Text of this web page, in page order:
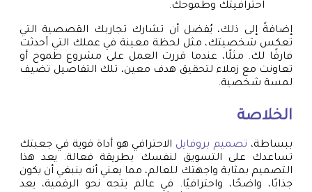
احترافيتك وطموحك.
إضافةً إلى ذلك، يُفضل أن تشارك تجاربك القصصية التي
تعكس شخصيتك، مثل لحظة معينة في عملك التي أحدثت
فارقًا لك. مثلًا، عندما قررت العمل على مشروع طموح أو
تعاونت مع زملاء لتحقيق هدف معين، تلك التفاصيل تضيف
لمسة شخصية.
الخلاصة
ببساطة، تصميم بروفايل الاحترافي هو أداة قوية في جعبتك
تساعدك على التسويق لنفسك بطريقة فعالة. يعد هذا
التصميم بمثابة واجهتك للعالم، مما يعني أنه ينبغي أن يكون
جذابًا، واضحًا، واحترافيًا. في عالم يتجه نحو الرقمية، يعد